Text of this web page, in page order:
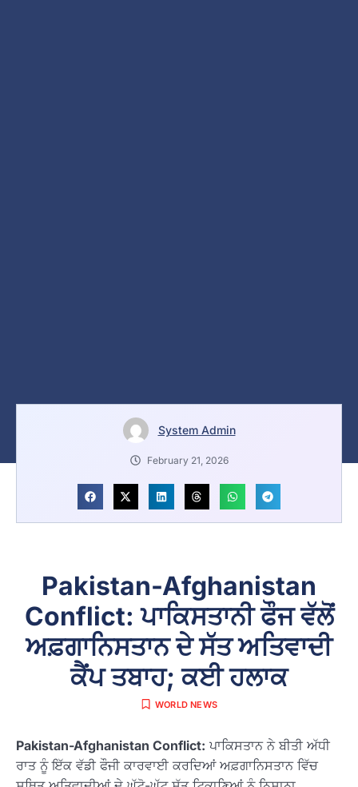
System Admin
February 21, 2026
Pakistan-Afghanistan
Conflict: ਪਾਕਿਸਤਾਨੀ ਫੌਜ ਵੱਲੋਂ
ਅਫ਼ਗਾਨਿਸਤਾਨ ਦੇ ਸੱਤ ਅਤਿਵਾਦੀ
ਕੈਂਪ ਤਬਾਹ; ਕਈ ਹਲਾਕ
WORLD NEWS
Pakistan-Afghanistan Conflict: ਪਾਕਿਸਤਾਨ ਨੇ ਬੀਤੀ ਅੱਧੀ
ਰਾਤ ਨੂੰ ਇੱਕ ਵੱਡੀ ਫੌਜੀ ਕਾਰਵਾਈ ਕਰਦਿਆਂ ਅਫ਼ਗਾਨਿਸਤਾਨ ਵਿੱਚ